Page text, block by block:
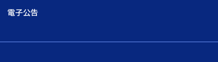
電子公告